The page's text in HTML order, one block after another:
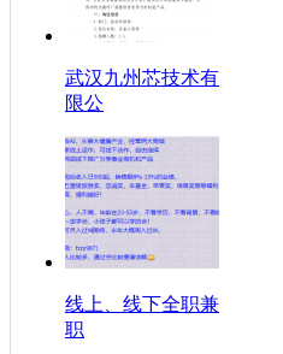
武汉九州芯技术有
限公
线上、线下全职兼
职